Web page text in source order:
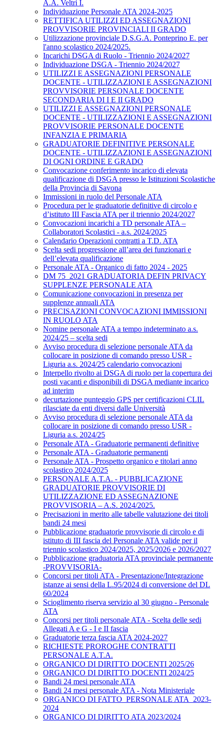
A.A. Veltri I.
Individuazione Personale ATA 2024-2025
RETTIFICA UTILIZZI ED ASSEGNAZIONI
PROVVISORIE PROVINCIALI II GRADO
Utilizzazione provinciale D.S.G.A. Ponteprino E. per
l'anno scolastico 2024/2025.
Incarichi DSGA di Ruolo - Triennio 2024/2027
Individuazione DSGA - Triennio 2024/2027
UTILIZZI E ASSEGNAZIONI PERSONALE
DOCENTE - UTILIZZAZIONI E ASSEGNAZIONI
PROVVISORIE PERSONALE DOCENTE
SECONDARIA DI I E II GRADO
UTILIZZI E ASSEGNAZIONI PERSONALE
DOCENTE - UTILIZZAZIONI E ASSEGNAZIONI
PROVVISORIE PERSONALE DOCENTE
INFANZIA E PRIMARIA
GRADUATORIE DEFINITIVE PERSONALE
DOCENTE - UTILIZZAZIONI E ASSEGNAZIONI
DI OGNI ORDINE E GRADO
Convocazione conferimento incarico di elevata
qualificazione di DSGA presso le Istituzioni Scolastiche
della Provincia di Savona
Immissioni in ruolo del Personale ATA
Procedura per le graduatorie definitive di circolo e
d’istituto III Fascia ATA per il triennio 2024/2027
Convocazioni incarichi a TD personale ATA –
Collaboratori Scolastici - a.s. 2024/2025
Calendario Operazioni contratti a T.D. ATA
Scelta sedi progressione all’area dei funzionari e
dell’elevata qualificazione
Personale ATA - Organico di fatto 2024 - 2025
DM 75_2021 GRADUATORIA DEFIN PRIVACY
SUPPLENZE PERSONALE ATA
Comunicazione convocazioni in presenza per
supplenze annuali ATA
PRECISAZIONI CONVOCAZIONI IMMISSIONI
IN RUOLO ATA
Nomine personale ATA a tempo indeterminato a.s.
2024/25 – scelta sedi
Avviso procedura di selezione personale ATA da
collocare in posizione di comando presso USR -
Liguria a.s. 2024/25 calendario convocazioni
Interpello rivolto ai DSGA di ruolo per la copertura dei
posti vacanti e disponibili di DSGA mediante incarico
ad interim
decurtazione punteggio GPS per certificazioni CLIL
rilasciate da enti diversi dalle Università
Avviso procedura di selezione personale ATA da
collocare in posizione di comando presso USR -
Liguria a.s. 2024/25
Personale ATA - Graduatorie permanenti definitive
Personale ATA - Graduatorie permanenti
Personale ATA - Prospetto organico e titolari anno
scolastico 2024/2025
PERSONALE A.T.A. - PUBBLICAZIONE
GRADUATORIE PROVVISORIE DI
UTILIZZAZIONE ED ASSEGNAZIONE
PROVVISORIA – A.S. 2024/2025.
Precisazioni in merito alle tabelle valutazione dei titoli
bandi 24 mesi
Pubblicazione graduatorie provvisorie di circolo e di
istituto di III fascia del Personale ATA valide per il
triennio scolastico 2024/2025, 2025/2026 e 2026/2027
Pubblicazione graduatoria ATA provinciale permanente
-PROVVISORIA-
Concorsi per titoli ATA - Presentazione/Integrazione
istanze ai sensi della L.95/2024 di conversione del DL
60/2024
Scioglimento riserva servizio al 30 giugno - Personale
ATA
Concorsi per titoli personale ATA - Scelta delle sedi
Allegati A e G - I e II fascia
Graduatorie terza fascia ATA 2024-2027
RICHIESTE PROROGHE CONTRATTI
PERSONALE A.T.A.
ORGANICO DI DIRITTO DOCENTI 2025/26
ORGANICO DI DIRITTO DOCENTI 2024/25
Bandi 24 mesi personale ATA
Bandi 24 mesi personale ATA - Nota Ministeriale
ORGANICO DI FATTO_PERSONALE ATA_2023-
2024
ORGANICO DI DIRITTO ATA 2023/2024